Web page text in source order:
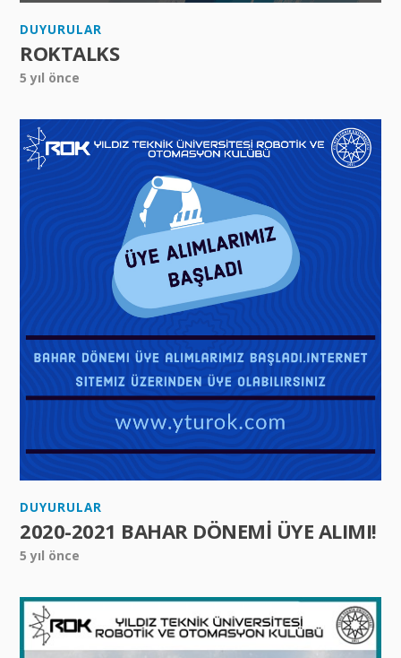
DUYURULAR
ROKTALKS
5 yıl önce
DUYURULAR
2020-2021 BAHAR DÖNEMİ ÜYE ALIMI!
5 yıl önce